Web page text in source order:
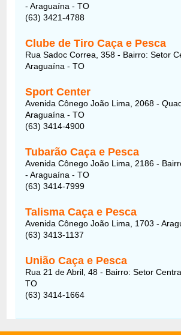
- Araguaína - TO
(63) 3421-4788
Clube de Tiro Caça e Pesca
Rua Sadoc Correa, 358 - Bairro: Setor
Araguaína - TO
Sport Center
Avenida Cônego João Lima, 2068 -
Araguaína - TO
(63) 3414-4900
Tubarão Caça e Pesca
Avenida Cônego João Lima, 2186 -
- Araguaína - TO
(63) 3414-7999
Talisma Caça e Pesca
Avenida Cônego João Lima, 1703 -
(63) 3413-1137
União Caça e Pesca
Rua 21 de Abril, 48 - Bairro: Setor
TO
(63) 3414-1664